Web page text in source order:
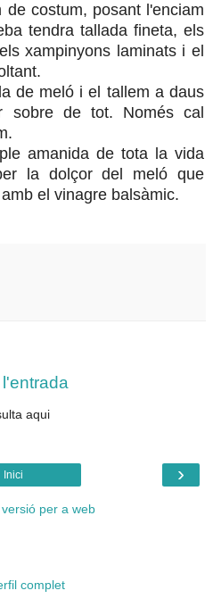
de costum, posant l'enciam
tendra tallada fineta, els
xampinyons laminats i el
de meló i el tallem a daus
sobre de tot. Només cal
amanida de tota la vida
la dolçor del meló que
el vinagre balsàmic.
aqui
›
Inici
per a web
complet